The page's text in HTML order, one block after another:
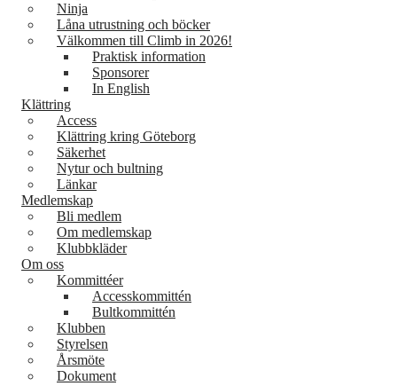
Ninja
Låna utrustning och böcker
Välkommen till Climb in 2026!
Praktisk information
Sponsorer
In English
Klättring
Access
Klättring kring Göteborg
Säkerhet
Nytur och bultning
Länkar
Medlemskap
Bli medlem
Om medlemskap
Klubbkläder
Om oss
Kommittéer
Accesskommittén
Bultkommittén
Klubben
Styrelsen
Årsmöte
Dokument